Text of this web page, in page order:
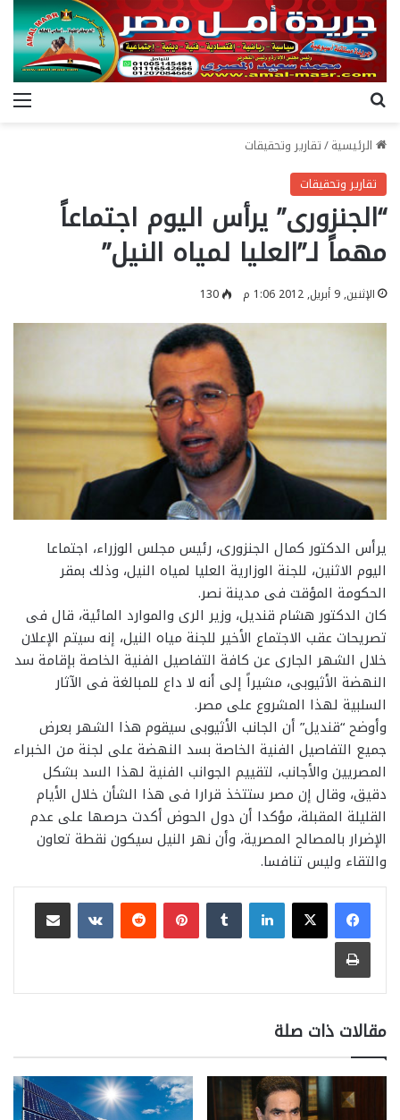
الرئيسية/تقارير وتحقيقات
تقارير وتحقيقات
“الجنزورى” يرأس اليوم اجتماعاً
مهماً لـ”العليا لمياه النيل”
الإثنين, 9 أبريل, 2012 1:06 م 130
يرأس الدكتور كمال الجنزورى، رئيس مجلس الوزراء، اجتماعا
اليوم الاثنين، للجنة الوزارية العليا لمياه النيل، وذلك بمقر
الحكومة المؤقت فى مدينة نصر.
كان الدكتور هشام قنديل، وزير الرى والموارد المائية، قال فى
تصريحات عقب الاجتماع الأخير للجنة مياه النيل، إنه سيتم الإعلان
خلال الشهر الجارى عن كافة التفاصيل الفنية الخاصة بإقامة سد
النهضة الأثيوبى،‏ مشيراً إلى أنه لا داع للمبالغة فى الآثار
السلبية لهذا المشروع على مصر‏.‏
وأوضح “قنديل” أن الجانب الأثيوبى سيقوم هذا الشهر بعرض
جميع التفاصيل الفنية الخاصة بسد النهضة على لجنة من الخبراء
المصريين والأجانب، لتقييم الجوانب الفنية لهذا السد بشكل
دقيق، وقال إن مصر ستتخذ قرارا فى هذا الشأن خلال الأيام
القليلة المقبلة، مؤكدا أن دول الحوض أكدت حرصها على عدم
الإضرار بالمصالح المصرية، وأن نهر النيل سيكون نقطة تعاون
والتقاء وليس تنافسا.
لينكدإن بينتيريست
مشاركة عبر البريد
طباعة
مقالات ذات صلة